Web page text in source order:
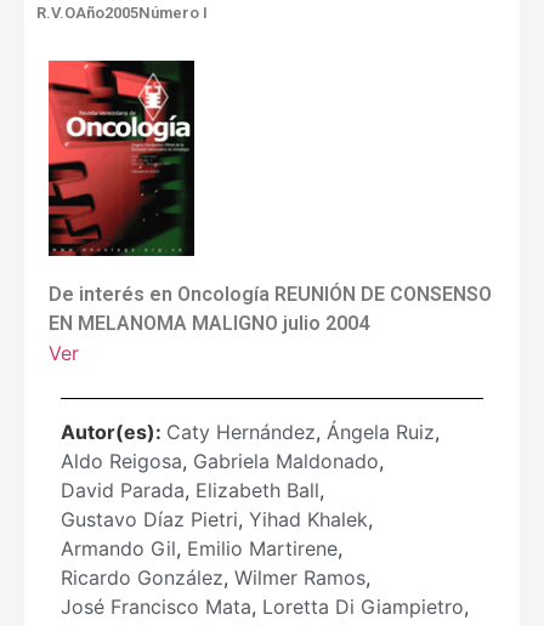
R.V.OAño2005Número I
De interés en Oncología REUNIÓN DE CONSENSO
EN MELANOMA MALIGNO julio 2004
Ver
Autor(es): Caty Hernández, Ángela Ruiz,
Aldo Reigosa, Gabriela Maldonado,
David Parada, Elizabeth Ball,
Gustavo Díaz Pietri, Yihad Khalek,
Armando Gil, Emilio Martirene,
Ricardo González, Wilmer Ramos,
José Francisco Mata, Loretta Di Giampietro,